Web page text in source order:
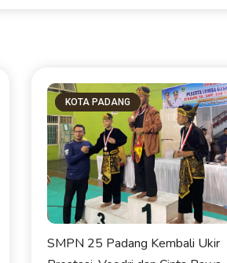
KOTA PADANG
SMPN 25 Padang Kembali Ukir